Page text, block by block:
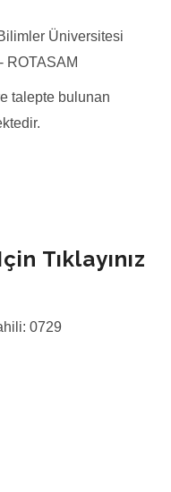
Üniversitesi
ROTASAM
talepte bulunan
Tıklayınız
0729